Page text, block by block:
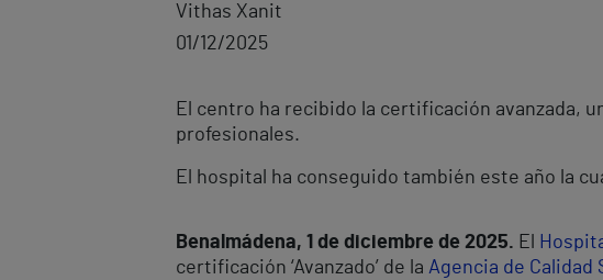
Vithas Xanit
01/12/2025
El centro ha recibido la certificación avanzada,
profesionales.
El hospital ha conseguido también este año la
Benalmádena, 1 de diciembre de 2025. El
certificación ‘Avanzado’ de la Agencia de Calidad